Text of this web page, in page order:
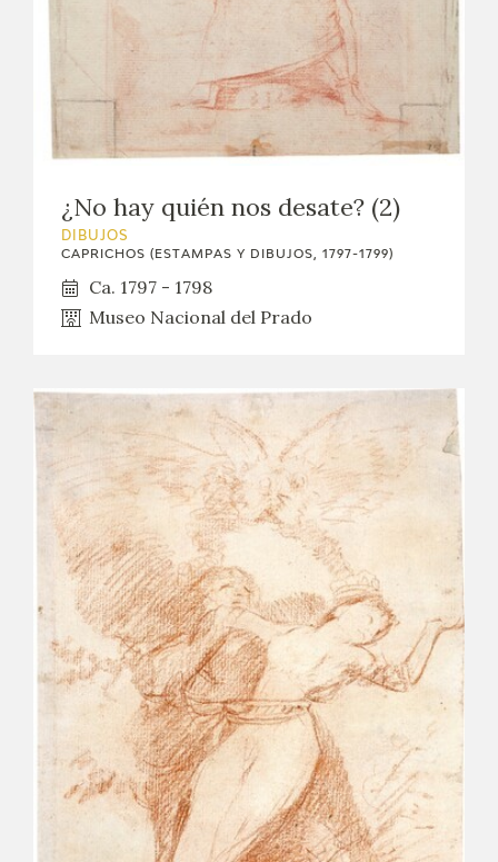
¿No hay quién nos desate? (2)
DIBUJOS
CAPRICHOS (ESTAMPAS Y DIBUJOS, 1797-1799)
Ca. 1797 - 1798
Museo Nacional del Prado